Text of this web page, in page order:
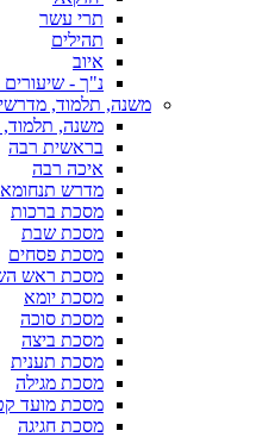
תרי עשר
תהילים
איוב
נ"ך - שיעורים
משנה, תלמוד,
משנה, תלמוד,
בראשית רבה
איכה רבה
מדרש תנחומא
מסכת ברכות
מסכת שבת
מסכת פסחים
מסכת ראש
מסכת יומא
מסכת סוכה
מסכת ביצה
מסכת תענית
מסכת מגילה
מסכת מועד
מסכת חגיגה